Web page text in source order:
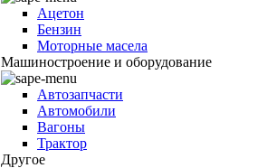
Ацетон
Бензин
Моторные масела
Машиностроение и оборудование
Автозапчасти
Автомобили
Вагоны
Трактор
Другое